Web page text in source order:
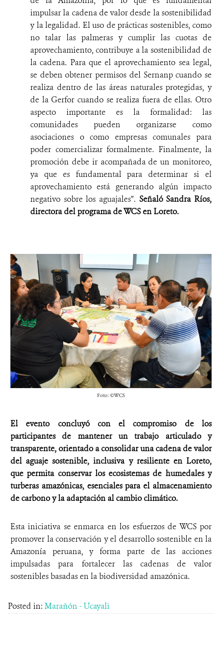
impulsar la cadena de valor desde la sostenibilidad
y la legalidad. El uso de prácticas sostenibles, como
no talar las palmeras y cumplir las cuotas de
aprovechamiento, contribuye a la sostenibilidad de
la cadena. Para que el aprovechamiento sea legal,
se deben obtener permisos del Sernanp cuando se
realiza dentro de las áreas naturales protegidas, y
de la Gerfor cuando se realiza fuera de ellas. Otro
aspecto importante es la formalidad: las
comunidades pueden organizarse como
asociaciones o como empresas comunales para
poder comercializar formalmente. Finalmente, la
promoción debe ir acompañada de un monitoreo,
ya que es fundamental para determinar si el
aprovechamiento está generando algún impacto
negativo sobre los aguajales”. Señaló Sandra Ríos,
directora del programa de WCS en Loreto.
Foto: ©WCS
El evento concluyó con el compromiso de los
participantes de mantener un trabajo articulado y
transparente, orientado a consolidar una cadena de valor
del aguaje sostenible, inclusiva y resiliente en Loreto,
que permita conservar los ecosistemas de humedales y
turberas amazónicas, esenciales para el almacenamiento
de carbono y la adaptación al cambio climático.
Esta iniciativa se enmarca en los esfuerzos de WCS por
promover la conservación y el desarrollo sostenible en la
Amazonía peruana, y forma parte de las acciones
impulsadas para fortalecer las cadenas de valor
sostenibles basadas en la biodiversidad amazónica.
Posted in: Marañón - Ucayali